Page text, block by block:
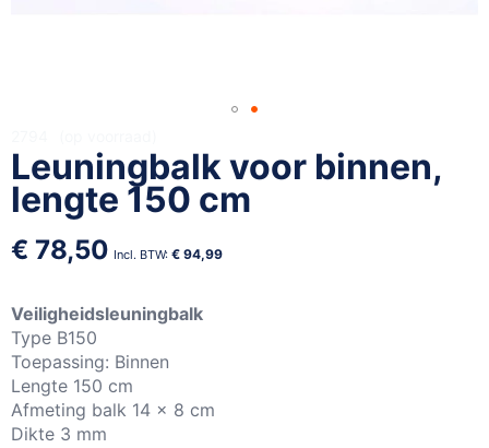
Leuningbalk voor binnen,
lengte 150 cm
€ 78,50 € 94,99
Veiligheidsleuningbalk
Type B150
Toepassing: Binnen
Lengte 150 cm
Afmeting balk 14 x 8 cm
Dikte 3 mm
naar
het
begin
de
gallerij